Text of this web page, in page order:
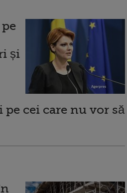
și
cei care nu vor să